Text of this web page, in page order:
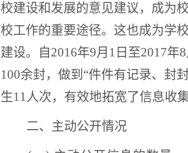
校建设和发展的意见建议，成为
校工作的重要途径。这也成为学
建设。自2016年9月1日至2017年
100余封，做到“件件有记录、封
生11人次，有效地拓宽了信息收集
二、主动公开情况